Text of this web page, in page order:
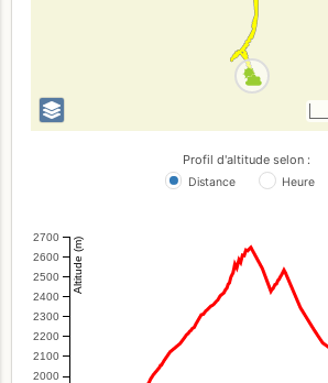
Profil d'altitude selon :
Distance Heure
2000
2100
2200
2300
2400
2500
2600
2700 Altitude (m)